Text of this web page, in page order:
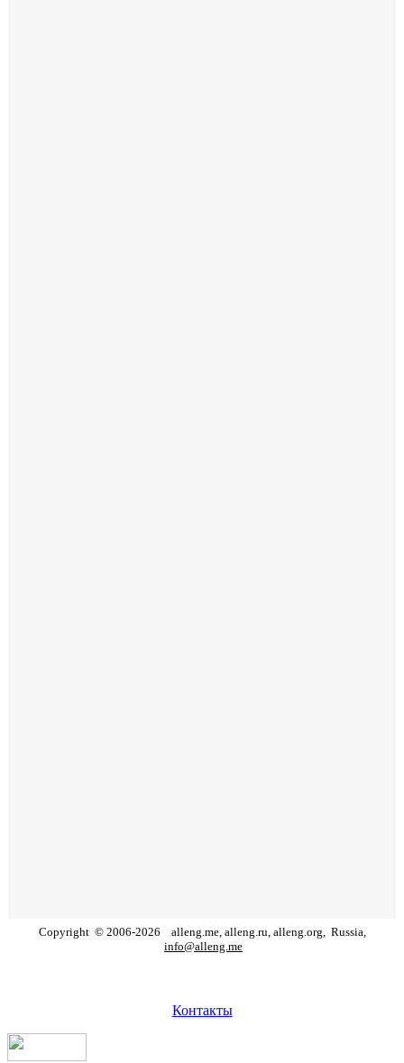
Copyright © 2006-2026 alleng.me, alleng.ru, alleng.org, Russia,
info@alleng.me
Контакты